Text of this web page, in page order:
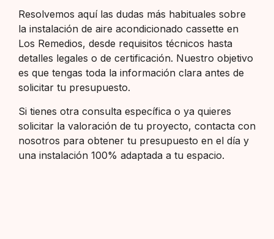
Resolvemos aquí las dudas más habituales sobre
la instalación de aire acondicionado cassette en
Los Remedios, desde requisitos técnicos hasta
detalles legales o de certificación. Nuestro objetivo
es que tengas toda la información clara antes de
solicitar tu presupuesto.
Si tienes otra consulta específica o ya quieres
solicitar la valoración de tu proyecto, contacta con
nosotros para obtener tu presupuesto en el día y
una instalación 100% adaptada a tu espacio.